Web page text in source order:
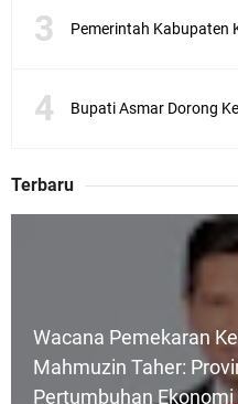
Terbaru
Wacana Pemekaran
Mahmuzin Taher:
Pertumbuhan Ekonomi